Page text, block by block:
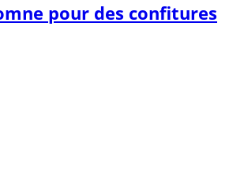
pour des confitures